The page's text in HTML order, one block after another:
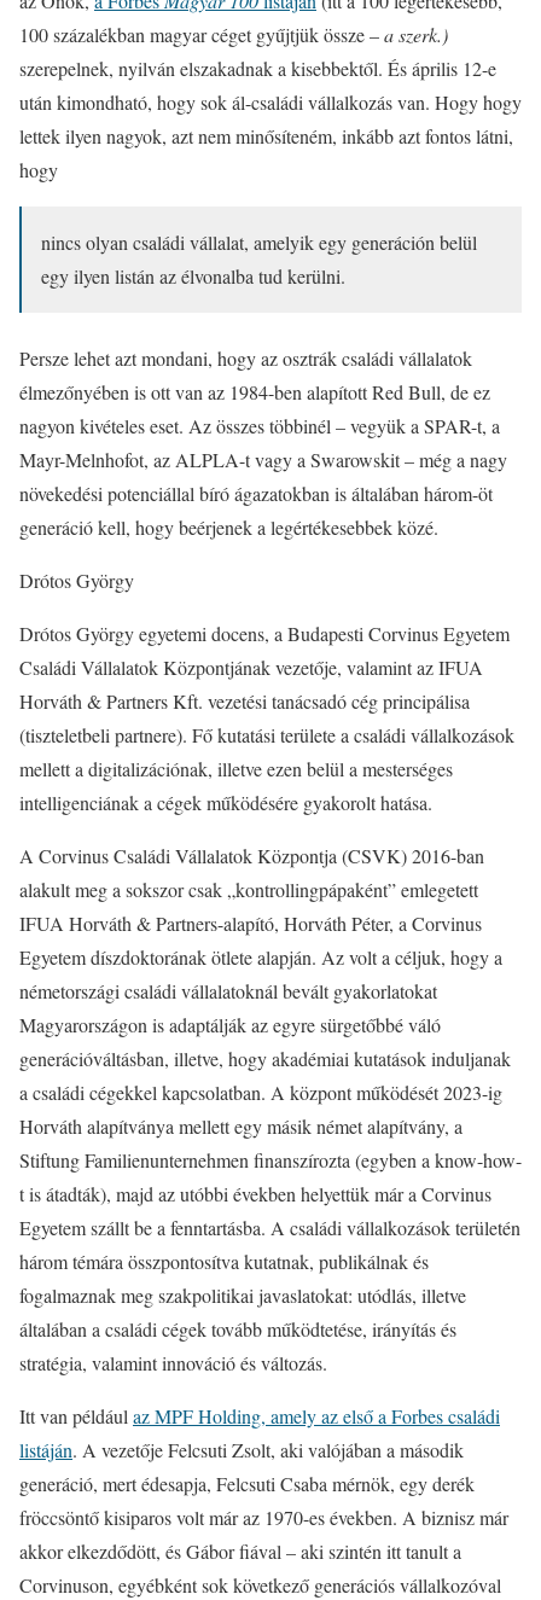
100 százalékban magyar céget gyűjtjük össze –a szerk.)
szerepelnek, nyilván elszakadnak a kisebbektől. És április 12-e
után kimondható, hogy sok ál-családi vállalkozás van. Hogy hogy
lettek ilyen nagyok, azt nem minősíteném, inkább azt fontos látni,
hogy
nincs olyan családi vállalat, amelyik egy generáción belül
egy ilyen listán az élvonalba tud kerülni.
Persze lehet azt mondani, hogy az osztrák családi vállalatok
élmezőnyében is ott van az 1984-ben alapított Red Bull, de ez
nagyon kivételes eset. Az összes többinél – vegyük a SPAR-t, a
Mayr-Melnhofot, az ALPLA-t vagy a Swarowskit – még a nagy
növekedési potenciállal bíró ágazatokban is általában három-öt
generáció kell, hogy beérjenek a legértékesebbek közé.
Drótos György
Drótos György egyetemi docens, a Budapesti Corvinus Egyetem
Családi Vállalatok Központjának vezetője, valamint az IFUA
Horváth & Partners Kft. vezetési tanácsadó cég principálisa
(tiszteletbeli partnere). Fő kutatási területe a családi vállalkozások
mellett a digitalizációnak, illetve ezen belül a mesterséges
intelligenciának a cégek működésére gyakorolt hatása.
A Corvinus Családi Vállalatok Központja (CSVK) 2016-ban
alakult meg a sokszor csak „kontrollingpápaként” emlegetett
IFUA Horváth & Partners-alapító, Horváth Péter, a Corvinus
Egyetem díszdoktorának ötlete alapján. Az volt a céljuk, hogy a
németországi családi vállalatoknál bevált gyakorlatokat
Magyarországon is adaptálják az egyre sürgetőbbé váló
generációváltásban, illetve, hogy akadémiai kutatások induljanak
a családi cégekkel kapcsolatban. A központ működését 2023-ig
Horváth alapítványa mellett egy másik német alapítvány, a
Stiftung Familienunternehmen finanszírozta (egyben a know-how-
t is átadták), majd az utóbbi években helyettük már a Corvinus
Egyetem szállt be a fenntartásba. A családi vállalkozások területén
három témára összpontosítva kutatnak, publikálnak és
fogalmaznak meg szakpolitikai javaslatokat: utódlás, illetve
általában a családi cégek tovább működtetése, irányítás és
stratégia, valamint innováció és változás.
Itt van például az MPF Holding, amely az első a Forbes családi
listáján. A vezetője Felcsuti Zsolt, aki valójában a második
generáció, mert édesapja, Felcsuti Csaba mérnök, egy derék
fröccsöntő kisiparos volt már az 1970-es években. A biznisz már
akkor elkezdődött, és Gábor fiával – aki szintén itt tanult a
Corvinuson, egyébként sok következő generációs vállalkozóval